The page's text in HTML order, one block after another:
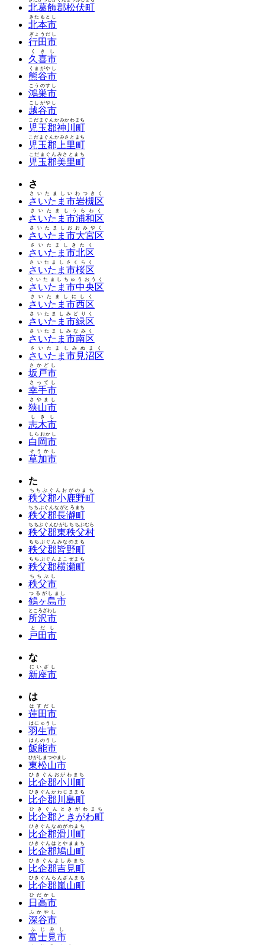
北葛飾郡松伏町
北本市
きたもとし
行田市
ぎょうだし
久喜市
くきし
熊谷市
くまがやし
鴻巣市
こうのすし
越谷市
こしがやし
児玉郡神川町
こだまぐんかみかわまち
児玉郡上里町
こだまぐんかみさとまち
児玉郡美里町
こだまぐんみさとまち
さ
さいたま市岩槻区
さいたましいわつきく
さいたま市浦和区
さいたましうらわく
さいたま市大宮区
さいたましおおみやく
さいたま市北区
さいたましきたく
さいたま市桜区
さいたましさくらく
さいたま市中央区
さいたましちゅうおうく
さいたま市西区
さいたましにしく
さいたま市緑区
さいたましみどりく
さいたま市南区
さいたましみなみく
さいたま市見沼区
さいたましみぬまく
坂戸市
さかどし
幸手市
さってし
狭山市
さやまし
志木市
しきし
白岡市
しらおかし
草加市
そうかし
た
秩父郡小鹿野町
ちちぶぐんおがのまち
秩父郡長瀞町
ちちぶぐんながとろまち
秩父郡東秩父村
ちちぶぐんひがしちちぶむら
秩父郡皆野町
ちちぶぐんみなのまち
秩父郡横瀬町
ちちぶぐんよこぜまち
秩父市
ちちぶし
鶴ヶ島市
つるがしまし
所沢市
ところざわし
戸田市
とだし
な
新座市
にいざし
は
蓮田市
はすだし
羽生市
はにゅうし
飯能市
はんのうし
東松山市
ひがしまつやまし
比企郡小川町
ひきぐんおがわまち
比企郡川島町
ひきぐんかわじままち
比企郡ときがわ町
ひきぐんときがわまち
比企郡滑川町
ひきぐんなめがわまち
比企郡鳩山町
ひきぐんはとやままち
比企郡吉見町
ひきぐんよしみまち
比企郡嵐山町
ひきぐんらんざんまち
日高市
ひだかし
深谷市
ふかやし
富士見市
ふじみし